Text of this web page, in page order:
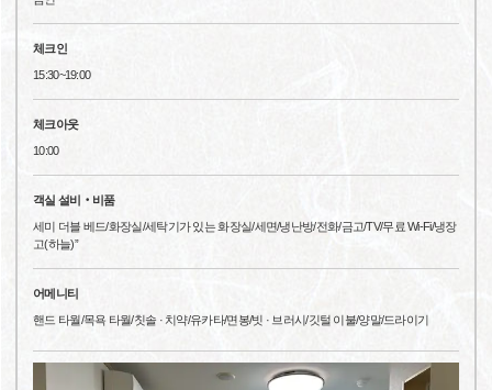
체크인
15:30~19:00
체크아웃
10:00
객실 설비‧비품
세미 더블 베드/화장실/세탁기가 있는 화장실/세면/냉난방/전화/금고/TV/무료 Wi-Fi/냉장
고(하늘)”
어메니티
핸드 타월/목욕 타월/칫솔 · 치약/유카타/면봉/빗 · 브러시/깃털 이불/양말/드라이기